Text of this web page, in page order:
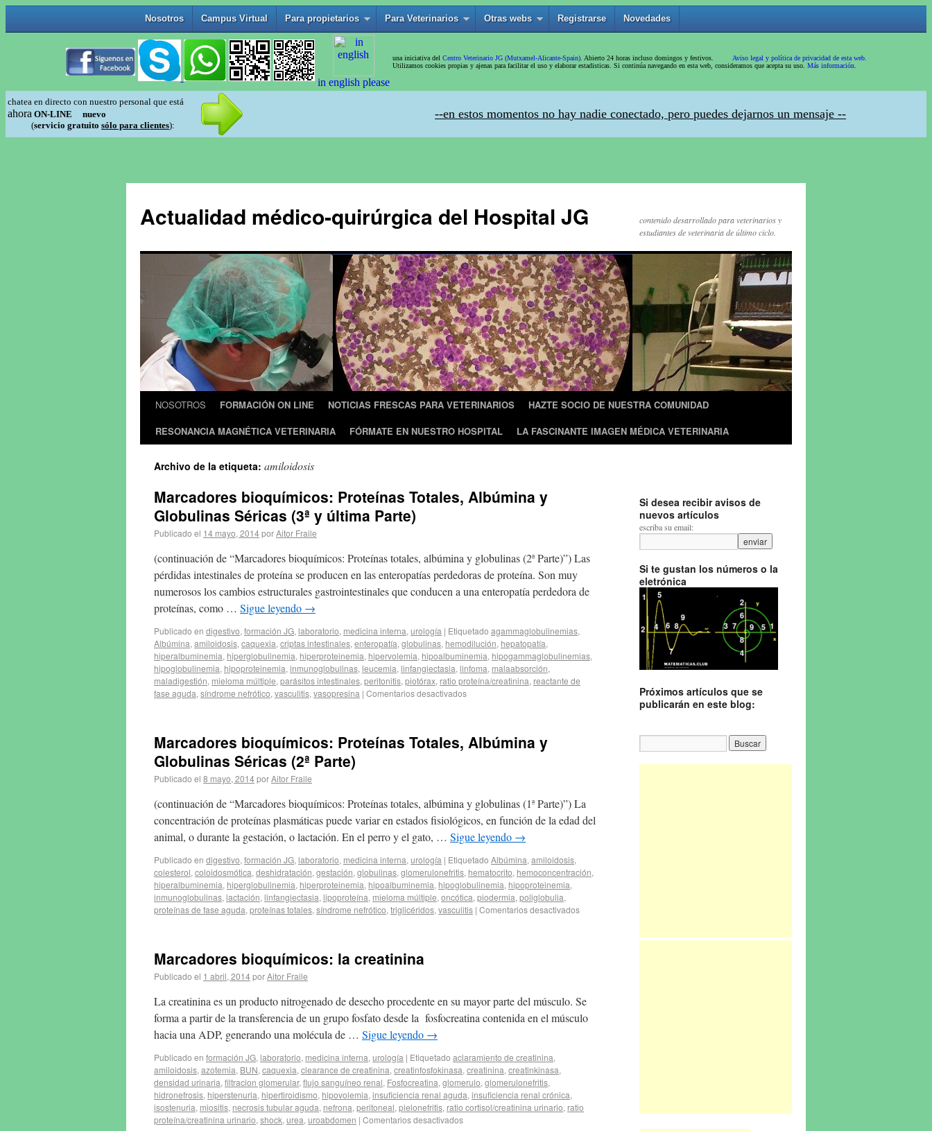
Actualidad médico-quirúrgica del Hospital JG
contenido desarrollado para veterinarios y
estudiantes de veterinaria de último ciclo.
NOSOTROS FORMACIÓN ON LINE NOTICIAS FRESCAS PARA VETERINARIOS
HAZTE SOCIO DE NUESTRA COMUNIDAD
RESONANCIA MAGNÉTICA VETERINARIA
FÓRMATE EN NUESTRO HOSPITAL LA FASCINANTE IMAGEN MÉDICA VETERINARIA
Archivo de la etiqueta: amiloidosis
Marcadores bioquímicos: Proteínas Totales, Albúmina y
Globulinas Séricas (3ª y última Parte)
Publicado el 14 mayo, 2014porAitor Fraile
(continuación de “Marcadores bioquímicos: Proteínas totales, albúmina y globulinas (2ª Parte)”) Las
pérdidas intestinales de proteína se producen en las enteropatías perdedoras de proteína. Son muy
numerosos los cambios estructurales gastrointestinales que conducen a una enteropatía perdedora de
proteínas, como … Sigue leyendo →
Publicado en digestivo, formación JG, laboratorio, medicina interna, urología | Etiquetado agammaglobulinemias,
Albúmina, amiloidosis, caquexia, criptas intestinales, enteropatía, globulinas, hemodilución, hepatopatía,
hiperalbuminemia, hiperglobulinemia, hiperproteinemia, hipervolemia, hipoalbuminemia, hipogammaglobulinemias,
hipoglobulinemia, hipoproteinemia, inmunoglobulinas, leucemia, linfangiectasia, linfoma, malaabsorción,
maladigestión, mieloma múltiple, parásitos intestinales, peritonitis, piotórax, ratio proteína/creatinina, reactante de
fase aguda, síndrome nefrótico, vasculitis, vasopresina | Comentarios desactivados
Marcadores bioquímicos: Proteínas Totales, Albúmina y
Globulinas Séricas (2ª Parte)
Publicado el 8 mayo, 2014porAitor Fraile
(continuación de “Marcadores bioquímicos: Proteínas totales, albúmina y globulinas (1ª Parte)”) La
concentración de proteínas plasmáticas puede variar en estados fisiológicos, en función de la edad del
animal, o durante la gestación, o lactación. En el perro y el gato, … Sigue leyendo →
Publicado en digestivo, formación JG, laboratorio, medicina interna, urología | Etiquetado Albúmina, amiloidosis,
colesterol, coloidosmótica, deshidratación, gestación, globulinas, glomerulonefritis, hematocrito, hemoconcentración,
hiperalbuminemia, hiperglobulinemia, hiperproteinemia, hipoalbuminemia, hipoglobulinemia, hipoproteinemia,
inmunoglobulinas, lactación, linfangiectasia, lipoproteína, mieloma múltiple, oncótica, piodermia, poliglobulia,
proteínas de fase aguda, proteínas totales, síndrome nefrótico, triglicéridos, vasculitis | Comentarios desactivados
Marcadores bioquímicos: la creatinina
Publicado el 1 abril, 2014porAitor Fraile
La creatinina es un producto nitrogenado de desecho procedente en su mayor parte del músculo. Se
forma a partir de la transferencia de un grupo fosfato desde la fosfocreatina contenida en el músculo
hacia una ADP, generando una molécula de … Sigue leyendo →
Publicado en formación JG, laboratorio, medicina interna, urología | Etiquetado aclaramiento de creatinina,
amiloidosis, azotemia, BUN, caquexia, clearance de creatinina, creatinfosfokinasa, creatinina, creatinkinasa,
densidad urinaria, filtracion glomerular, flujo sanguíneo renal, Fosfocreatina, glomerulo, glomerulonefritis,
hidronefrosis, hiperstenuria, hipertiroidismo, hipovolemia, insuficiencia renal aguda, insuficiencia renal crónica,
isostenuria, miositis, necrosis tubular aguda, nefrona, peritoneal, pielonefritis, ratio cortisol/creatinina urinario, ratio
proteína/creatinina urinario, shock, urea, uroabdomen | Comentarios desactivados
Si desea recibir avisos de
nuevos artículos
escriba su email:
Si te gustan los números o la
eletrónica
Próximos artículos que se
publicarán en este blog: